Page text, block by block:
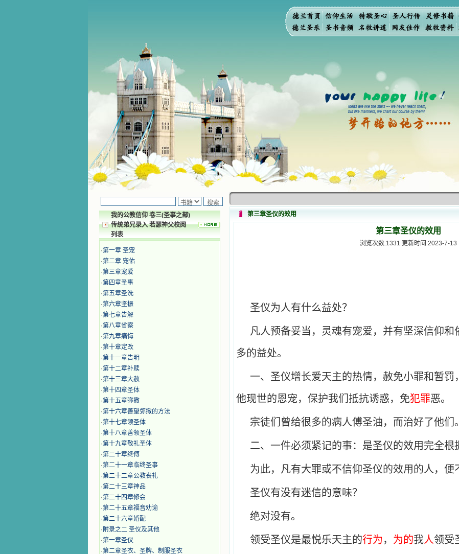
我的公教信仰 卷三(圣事之部)
传统弟兄录入 若瑟神父校阅
列表
·第一章 圣宠
·第二章 宠佑
·第三章宠爱
·第四章圣事
·第五章圣洗
·第六章坚振
·第七章告解
·第八章省察
·第九章痛悔
·第十章定改
·第十一章告明
·第十二章补赎
·第十三章大赦
·第十四章圣体
·第十五章弥撒
·第十六章善望弥撒的方法
·第十七章领圣体
·第十八章善领圣体
·第十九章敬礼圣体
·第二十章终傅
·第二十一章临终圣事
·第二十二章公教丧礼
·第二十三章神品
·第二十四章修会
·第二十五章福音劝谕
·第二十六章婚配
· 附录之二 圣仪及其他
·第一章圣仪
·第二章圣衣、圣牌、制服圣衣
第三章圣仪的效用
第三章圣仪的效用
浏览次数:1331 更新时间:2023-7-13
圣仪为人有什么益处？
凡人预备妥当，灵魂有宠爱，并有坚深信仰
多的益处。
一、圣仪增长爱天主的热情，赦免小罪和暂罚
他现世的恩宠，保护我们抵抗诱惑，免犯罪恶。
宗徒们曾给很多的病人傅圣油，而治好了他们。
二、一件必须紧记的事：是圣仪的效用完全根
为此，凡有大罪或不信仰圣仪的效用的人，便
圣仪有没有迷信的意味？
绝对没有。
领受圣仪是最悦乐天主的行为 ， 为的我人领受